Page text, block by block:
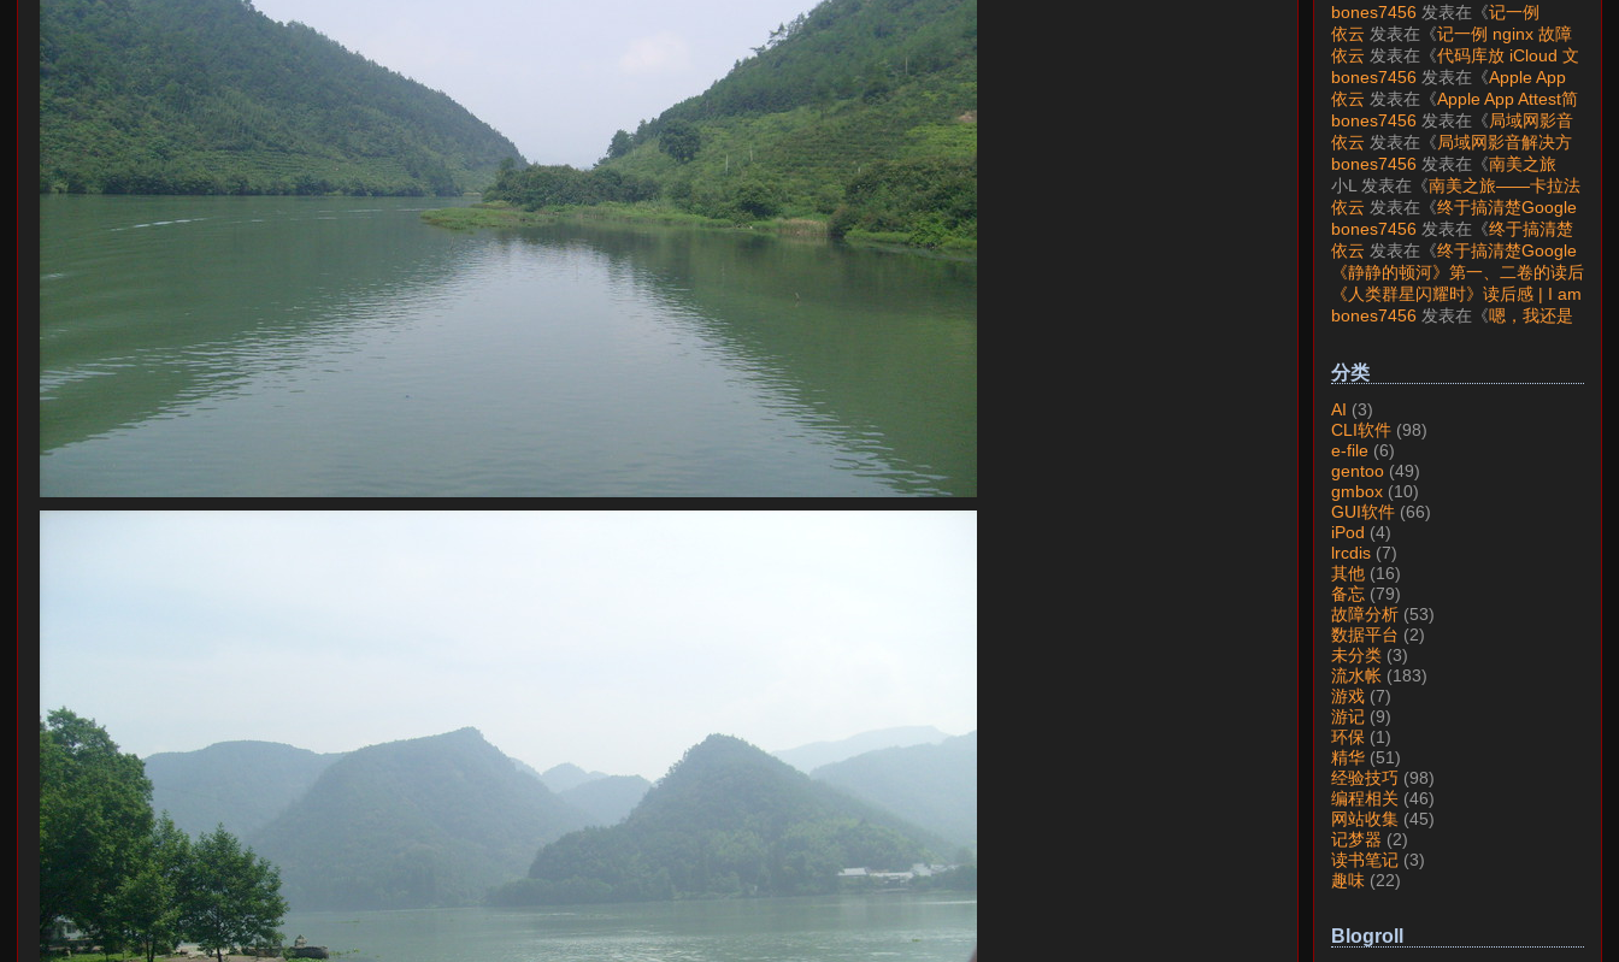
bones7456 发表在《记一例
nginx 故障分析》
依云 发表在《记一例 nginx 故障
分析 》
依云 发表在《代码库放 iCloud 文
件夹会怎样？》
bones7456 发表在《Apple App
Attest简介》
依云 发表在《Apple App Attest简
介》
bones7456 发表在《局域网影音
解决方案——Jellyfin》
依云 发表在《局域网影音解决方
案——Jellyfin》
bones7456 发表在《南美之旅
——卡拉法特看莫雷诺大冰川》
小L 发表在《南美之旅——卡拉法
特看莫雷诺大冰川》
依云 发表在《终于搞清楚Google
账号的所属国家的逻辑了》
bones7456 发表在《终于搞清楚
Google账号的所属国家的逻辑
了》
依云 发表在《终于搞清楚Google
账号的所属国家的逻辑了》
《静静的顿河》第一、二卷的读后
感 | I am LAZY bones?发表在
《《人类群星闪耀时》读后感》
《人类群星闪耀时》读后感 | I am
LAZY bones?发表在《
《显微镜
bones7456 发表在《嗯，我还是
分类
AI (3)
CLI软件 (98)
e-file (6)
gentoo (49)
gmbox (10)
GUI软件 (66)
iPod (4)
lrcdis (7)
其他 (16)
备忘 (79)
故障分析 (53)
数据平台 (2)
未分类 (3)
流水帐 (183)
游戏 (7)
游记 (9)
环保 (1)
精华 (51)
经验技巧 (98)
编程相关 (46)
网站收集 (45)
记梦器 (2)
读书笔记 (3)
趣味 (22)
Blogroll